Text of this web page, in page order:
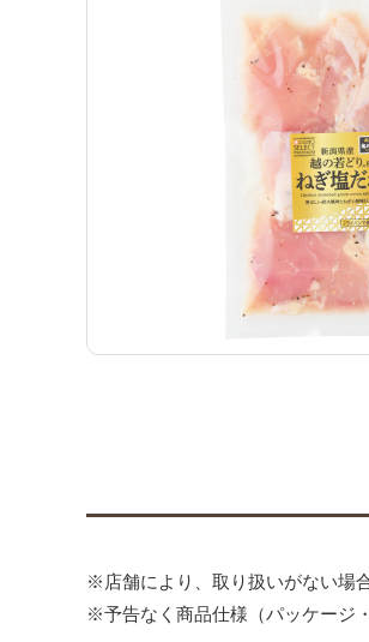
※店舗により、取り扱いがない場
※予告なく商品仕様（パッケージ